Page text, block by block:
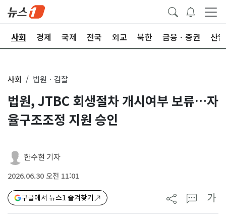
사회 경제 국제 전국 외교 북한 금융ㆍ증권 산업
사회 법원ㆍ검찰
법원, JTBC 회생절차 개시여부 보류…자
율구조조정 지원 승인
한수현 기자
2026.06.30 오전 11:01
구글에서 뉴스1 즐겨찾기 가